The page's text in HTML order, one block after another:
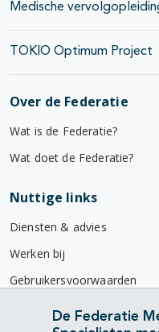
Medische
TOKIO Optimum Project
Over de Federatie
Wat is de Federatie?
Wat doet de Federatie?
Nuttige links
Diensten & advies
Werken bij
Gebruikersvoorwaarden
Privacyverklaring
De Federatie